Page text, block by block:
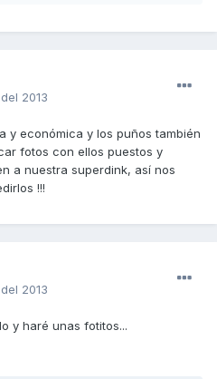
2013
y económica y los puños también
fotos con ellos puestos y
a nuestra superdink, así nos
!!!
2013
y haré unas fotitos...